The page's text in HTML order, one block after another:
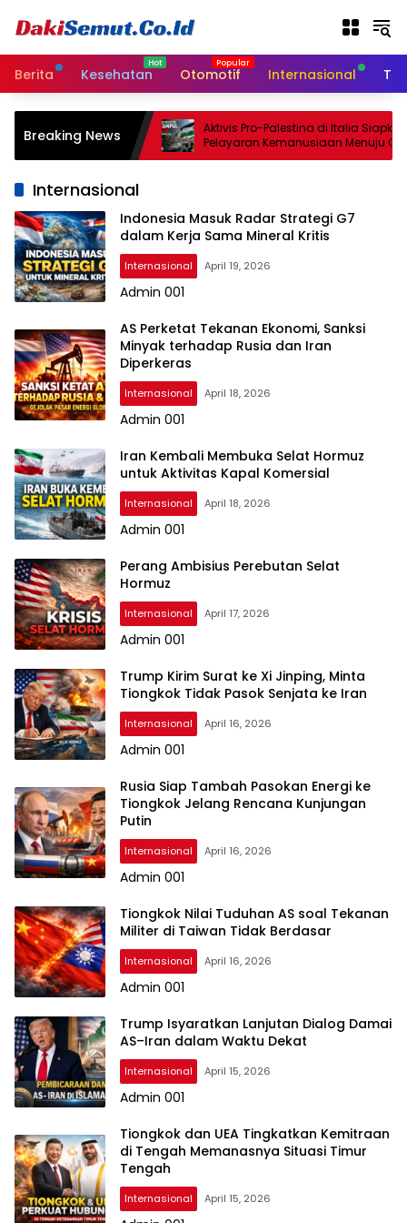
Berita Kesehatan Otomotif Internasional
Breaking News
Senjata
Aktivis Pro-Palestina di Italia Siapkan
Pelayaran Kemanusiaan Menuju Gaza
Internasional
Indonesia Masuk Radar Strategi G7
dalam Kerja Sama Mineral Kritis
Internasional April 19, 2026
Admin 001
AS Perketat Tekanan Ekonomi, Sanksi
Minyak terhadap Rusia dan Iran
Diperkeras
Internasional April 18, 2026
Admin 001
Iran Kembali Membuka Selat Hormuz
untuk Aktivitas Kapal Komersial
Internasional April 18, 2026
Admin 001
Perang Ambisius Perebutan Selat
Hormuz
Internasional April 17, 2026
Admin 001
Trump Kirim Surat ke Xi Jinping, Minta
Tiongkok Tidak Pasok Senjata ke Iran
Internasional April 16, 2026
Admin 001
Rusia Siap Tambah Pasokan Energi ke
Tiongkok Jelang Rencana Kunjungan
Putin
Internasional April 16, 2026
Admin 001
Tiongkok Nilai Tuduhan AS soal Tekanan
Militer di Taiwan Tidak Berdasar
Internasional April 16, 2026
Admin 001
Trump Isyaratkan Lanjutan Dialog Damai
AS–Iran dalam Waktu Dekat
Internasional April 15, 2026
Admin 001
Tiongkok dan UEA Tingkatkan Kemitraan
di Tengah Memanasnya Situasi Timur
Tengah
Internasional April 15, 2026